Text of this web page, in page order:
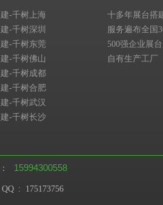
建-千树上海
-千树深圳
-千树东莞
-千树佛山
-千树成都
-千树合肥
-千树武汉
-千树长沙
十多年展台搭
服务遍布全国
500强企业展
自有生产工厂
15994300558
: 175173756